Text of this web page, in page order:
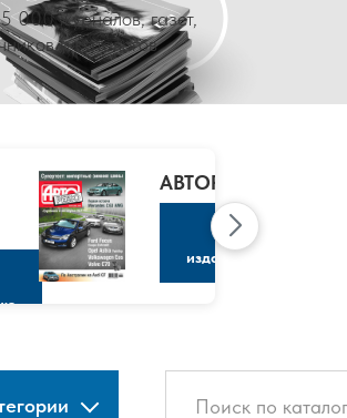
000 журналов, газет,
и каталогов
АВТОРЕВЮ
К
изданию